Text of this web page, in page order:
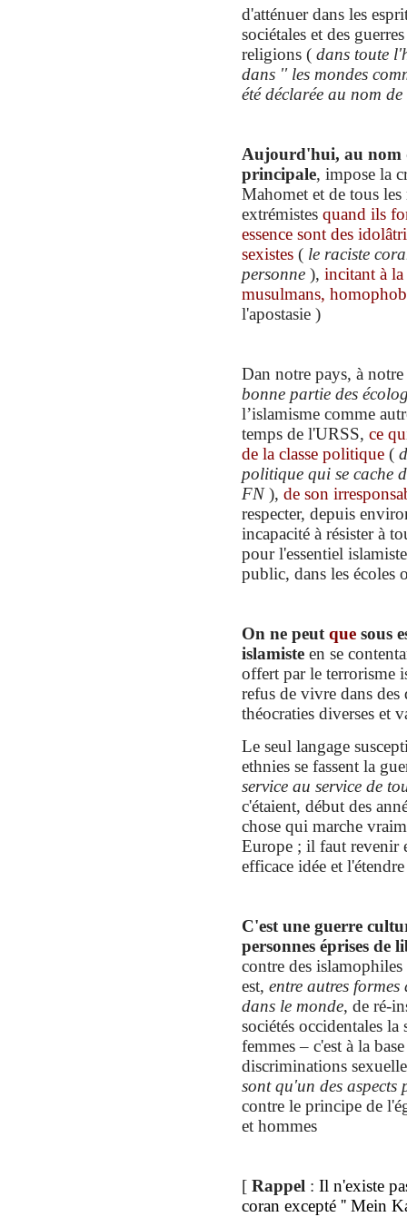
d'atténuer dans les
sociétales et des
religions ( dans toute
dans '' les mondes
été déclarée au nom
Aujourd'hui, au nom
principale, impose la
Mahomet et de tous
extrémistes quand ils
essence sont des idolâtri
sexistes ( le raciste
personne ), incitant à la
musulmans,
l'apostasie )
Dan notre pays, à
bonne partie des
l’islamisme comme
temps de l'URSS, ce
de la classe politique (
politique qui se cache
FN), de son
respecter, depuis
incapacité à résister à
pour l'essentiel
public, dans les écoles
On ne peutque sous
islamiste en se
offert par le terrorisme
refus de vivre dans
théocraties diverses et
Le seul langage
ethnies se fassent la
service au service de
c'étaient, début des
chose qui marche
Europe ; il faut revenir
efficace idée et
C'est une guerre
personnes éprises de
contre des
est, entre autres
dans le monde, de ré-
sociétés occidentales la
femmes – c'est à la
discriminations
sont qu'un des aspects
contre le principe de
et hommes
[ Rappel : Il n'existe
coran excepté '' Mein